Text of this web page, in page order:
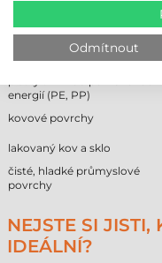
Následující tabulka pomáhá
kompatibility lepidla s
Doporučené
energií (PE, PP)
kovové povrchy
lakovaný kov a sklo
čisté, hladké průmyslové
povrchy
NEJSTE SI JISTI,
IDEÁLNÍ?
Odmítnout